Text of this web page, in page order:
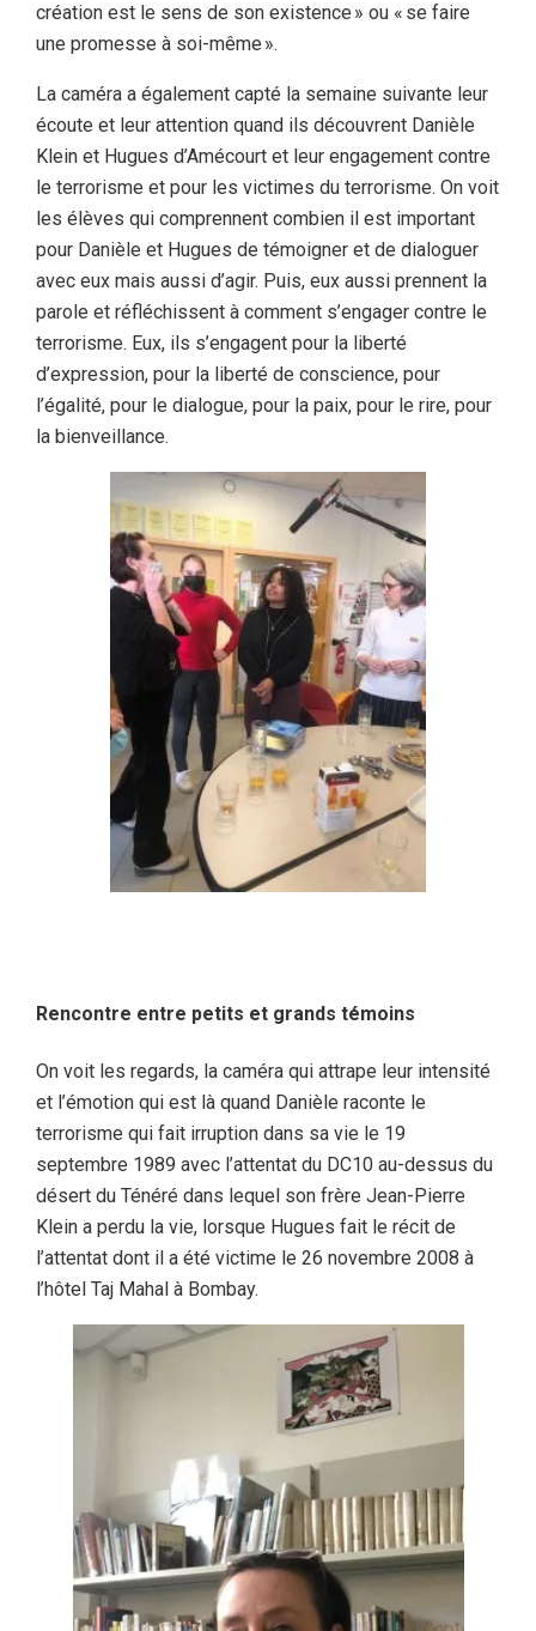
création est le sens de son existence » ou « se faire
une promesse à soi-même ».
La caméra a également capté la semaine suivante leur
écoute et leur attention quand ils découvrent Danièle
Klein et Hugues d’Amécourt et leur engagement contre
le terrorisme et pour les victimes du terrorisme. On voit
les élèves qui comprennent combien il est important
pour Danièle et Hugues de témoigner et de dialoguer
avec eux mais aussi d’agir. Puis, eux aussi prennent la
parole et réfléchissent à comment s’engager contre le
terrorisme. Eux, ils s’engagent pour la liberté
d’expression, pour la liberté de conscience, pour
l’égalité, pour le dialogue, pour la paix, pour le rire, pour
la bienveillance.
Rencontre entre petits et grands témoins
On voit les regards, la caméra qui attrape leur intensité
et l’émotion qui est là quand Danièle raconte le
terrorisme qui fait irruption dans sa vie le 19
septembre 1989 avec l’attentat du DC10 au-dessus du
désert du Ténéré dans lequel son frère Jean-Pierre
Klein a perdu la vie, lorsque Hugues fait le récit de
l’attentat dont il a été victime le 26 novembre 2008 à
l’hôtel Taj Mahal à Bombay.